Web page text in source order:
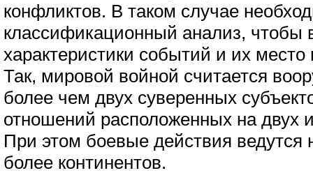
конфликтов. В таком случае
классификационный анализ, чтобы
характеристики событий и их место
Так, мировой войной считается
более чем двух суверенных
отношений расположенных на двух
При этом боевые действия ведутся
более континентов.